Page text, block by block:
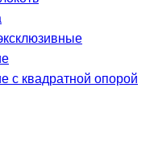
с квадратной опорой